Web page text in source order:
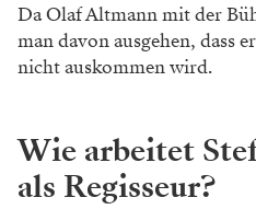
Da Olaf Altmann mit der
man davon ausgehen, dass
nicht auskommen wird.
Wie arbeitet
als Regisseur?